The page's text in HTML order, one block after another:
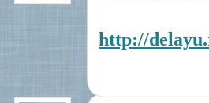
http://